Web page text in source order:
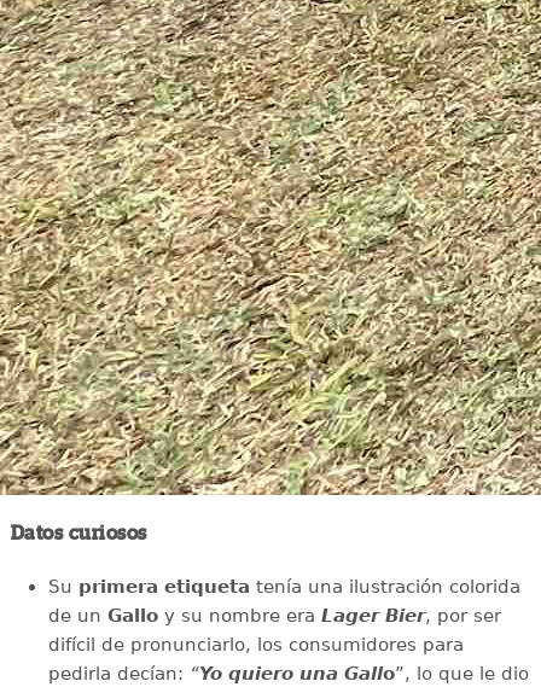
Datos curiosos
Su primera etiqueta tenía una ilustración colorida
de un Gallo y su nombre era Lager Bier, por ser
difícil de pronunciarlo, los consumidores para
pedirla decían: “Yo quiero una Gallo”, lo que le dio